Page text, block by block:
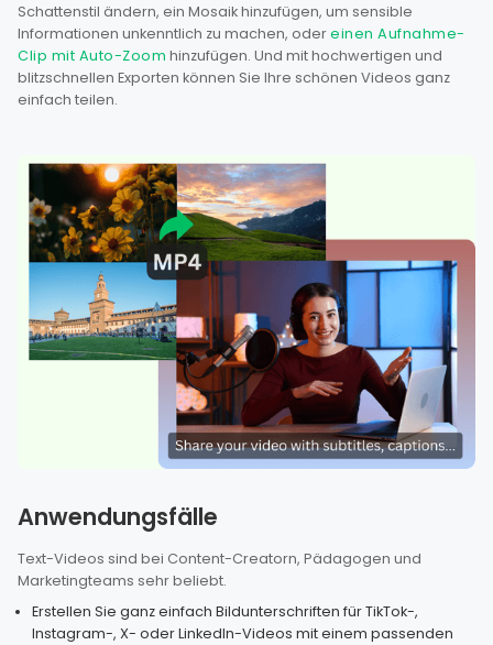
Schattenstil ändern, ein Mosaik hinzufügen, um sensible
Informationen unkenntlich zu machen, odereinen Aufnahme-
Clip mit Auto-Zoom hinzufügen. Und mit hochwertigen und
blitzschnellen Exporten können Sie Ihre schönen Videos ganz
einfach teilen.
Anwendungsfälle
Text-Videos sind bei Content-Creatorn, Pädagogen und
Marketingteams sehr beliebt.
Erstellen Sie ganz einfach Bildunterschriften für TikTok-,
Instagram-, X- oder LinkedIn-Videos mit einem passenden